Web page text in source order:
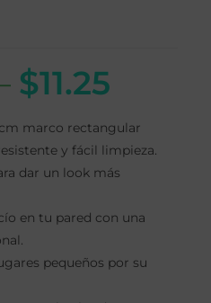
$11.25
marco rectangular
y fácil limpieza.
dar un look más
en tu pared con una
pequeños por su